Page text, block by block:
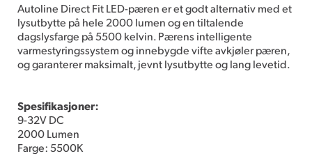
Autoline Direct Fit LED-pæren er et godt alternativ med et
lysutbytte på hele 2000 lumen og en tiltalende
dagslysfarge på 5500 kelvin. Pærens intelligente
varmestyringssystem og innebygde vifte avkjøler pæren,
og garanterer maksimalt, jevnt lysutbytte og lang levetid.
Spesifikasjoner:
9-32V DC
2000 Lumen
Farge: 5500K